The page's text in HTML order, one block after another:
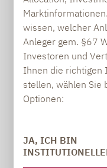
wissen, welcher
Anleger gem. §67
Investoren und
Ihnen die richtigen
stellen, wählen Sie
Optionen:
JA, ICH BIN
IM INTERVIEW:
LUPUS ALPHA
ALS DER…
Viele